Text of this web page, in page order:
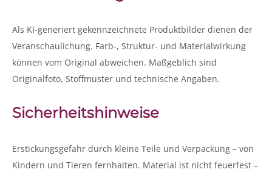
Als KI-generiert gekennzeichnete Produktbilder dienen der
Veranschaulichung. Farb-, Struktur- und Materialwirkung
können vom Original abweichen. Maßgeblich sind
Originalfoto, Stoffmuster und technische Angaben.
Sicherheitshinweise
Erstickungsgefahr durch kleine Teile und Verpackung – von
Kindern und Tieren fernhalten. Material ist nicht feuerfest –